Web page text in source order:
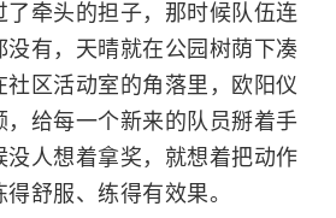
了牵头的担子，那时候队伍连
没有，天晴就在公园树荫下凑
区活动室的角落里，欧阳仪
，给每一个新来的队员掰着手
没人想着拿奖，就想着把动作
舒服、练得有效果。